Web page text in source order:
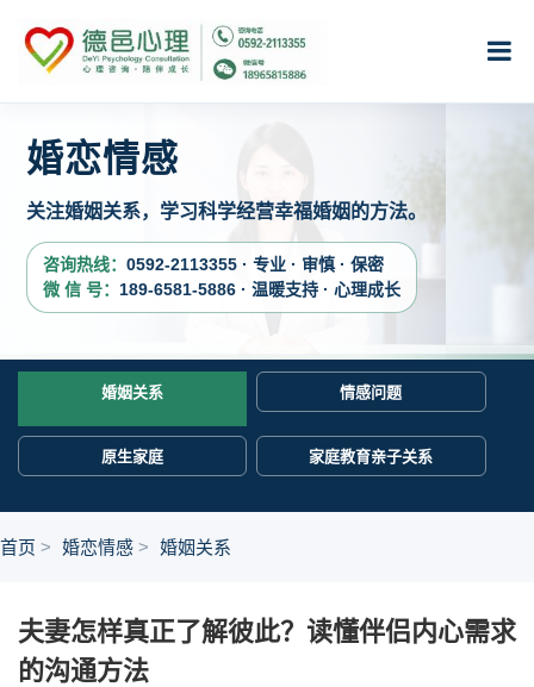
婚恋情感
关注婚姻关系，学习科学经营幸福婚姻的方法。
咨询热线： 0592-2113355 · 专业 · 审慎 · 保密
微 信 号： 189-6581-5886 · 温暖支持 · 心理成长
婚姻关系 情感问题
原生家庭 家庭教育亲子关系
首页 婚恋情感 婚姻关系
夫妻怎样真正了解彼此？读懂伴侣内心需求
的沟通方法